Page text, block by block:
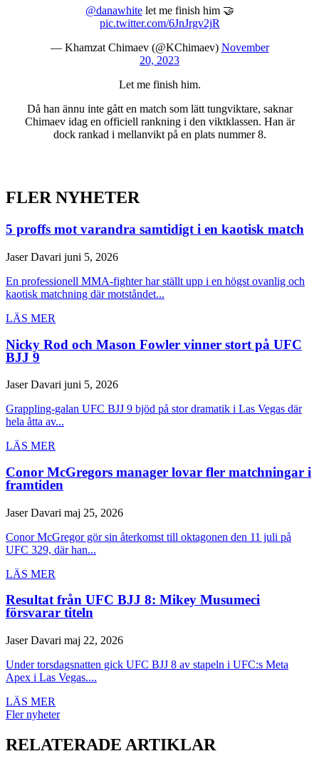
@danawhitelet me finish him 🤝
pic.twitter.com/6JnJrgv2jR
— Khamzat Chimaev (@KChimaev) November
20, 2023
Let me finish him.
Då han ännu inte gått en match som lätt tungviktare, saknar
Chimaev idag en officiell rankning i den viktklassen. Han är
dock rankad i mellanvikt på en plats nummer 8.
FLER NYHETER
5 proffs mot varandra samtidigt i en kaotisk match
Jaser Davari juni 5, 2026
En professionell MMA-fighter har ställt upp i en högst ovanlig och
kaotisk matchning där motståndet...
LÄS MER
Nicky Rod och Mason Fowler vinner stort på UFC
BJJ 9
Jaser Davari juni 5, 2026
Grappling-galan UFC BJJ 9 bjöd på stor dramatik i Las Vegas där
hela åtta av...
LÄS MER
Conor McGregors manager lovar fler matchningar i
framtiden
Jaser Davari maj 25, 2026
Conor McGregor gör sin återkomst till oktagonen den 11 juli på
UFC 329, där han...
LÄS MER
Resultat från UFC BJJ 8: Mikey Musumeci
försvarar titeln
Jaser Davari maj 22, 2026
Under torsdagsnatten gick UFC BJJ 8 av stapeln i UFC:s Meta
Apex i Las Vegas....
LÄS MER
Fler nyheter
RELATERADE ARTIKLAR